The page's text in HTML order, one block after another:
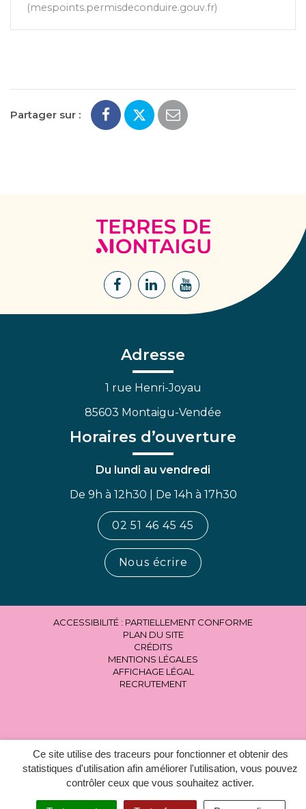
Ce site utilise des traceurs pour fonctionner et obtenir des
statistiques d'utilisation afin améliorer l'utilisation, vous pouvez
contrôler ceux que vous souhaitez activer.
mespoints.permisdeconduire.gouv.fr
Partager sur :
Terres
de
Montaigu
Lien
Facebook
Lien
Lien
Adresse
1 rue Henri-Joyau
85603 Montaigu-Vendée
Horaires d’ouverture
Du lundi au vendredi
De 9h à 12h30 | De 14h à 17h30
02 51 46 45 45
Nous écrire
ACCESSIBILITÉ : PARTIELLEMENT CONFORME
PLAN DU SITE
CRÉDITS
MENTIONS LÉGALES
AFFICHAGE LÉGAL
RECRUTEMENT